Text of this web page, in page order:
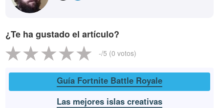
¿Te ha gustado el artículo?
-/5 (0 votos)
Guía Fortnite Battle Royale
Las mejores islas creativas